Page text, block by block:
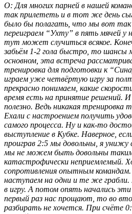
О: Для многих парней в нашей
так прилететь и в тот же день
было бы полагать, что мы вот так
переиграем “Ухту” в пять мячей у
тут может случиться всякое.
забьём 1-2 гола быстро, то шансы
основном, эта встреча
тренировка для подготовки к
играем уже четвёртую игру за
прекрасно понимаем, какие
время есть на принятие решений. И
полезно. Ведь никакая тренировка
Ехали с настроением получить
самого процесса. Ну и как-то
выступление в Кубке. Наверное,
проиграв 2:5 мы довольны, я унижу
мы не можем быть довольны
катастрофически неприемлемый.
сопротивления опытным
наступаем на одни и те же
в игру. А потом опять начались
первый раз нас прощают, то во
разбирать не хочется. При счёте